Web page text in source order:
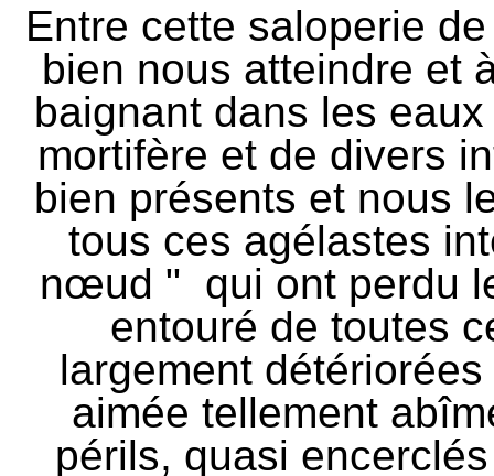
Entre cette saloperie
bien nous atteindre et
baignant dans les
mortifère et de divers
bien présents et nous
tous ces agélastes
nœud " qui ont perdu
entouré de toutes
largement
aimée tellement
périls, quasi